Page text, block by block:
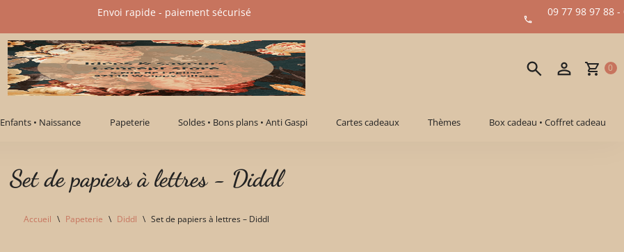
09 77 98 97 88 -
Envoi rapide - paiement sécurisé​
0
Enfants • Naissance Papeterie Soldes • Bons plans • Anti Gaspi Cartes cadeaux Thèmes Box cadeau • Coffret cadeau
Set de papiers à lettres - Diddl
Accueil \ Papeterie \ Diddl \ Set de papiers à lettres – Diddl